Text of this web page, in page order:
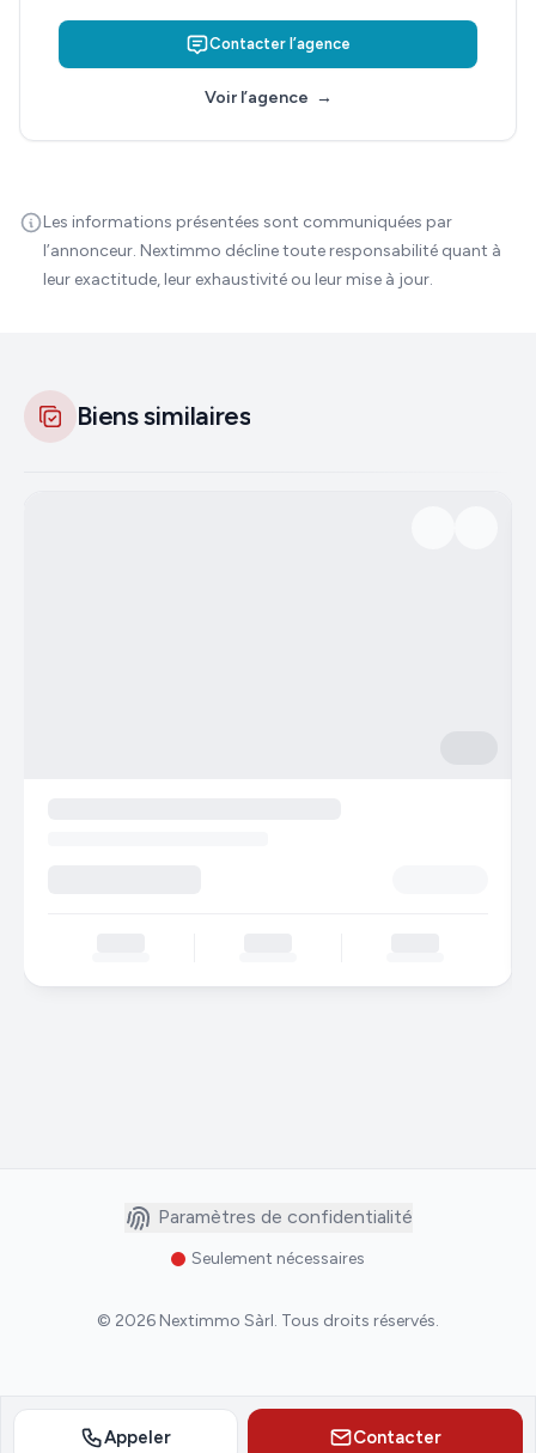
Contacter l’agence
Voir l’agence →
Les informations présentées sont communiquées par
l’annonceur. Nextimmo décline toute responsabilité quant à
leur exactitude, leur exhaustivité ou leur mise à jour.
Appeler Contacter
Biens similaires
Paramètres de confidentialité
Seulement nécessaires
© 2026 Nextimmo Sàrl. Tous droits réservés.